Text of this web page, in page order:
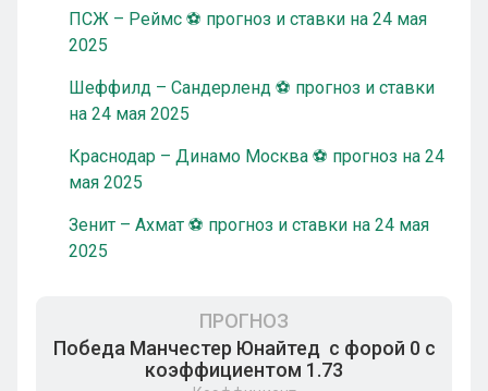
ПСЖ – Реймс ⚽ прогноз и ставки на 24 мая
2025
Шеффилд – Сандерленд ⚽ прогноз и ставки
на 24 мая 2025
Краснодар – Динамо Москва ⚽ прогноз на 24
мая 2025
Зенит – Ахмат ⚽ прогноз и ставки на 24 мая
2025
ПРОГНОЗ
Победа Манчестер Юнайтед с форой 0 с
коэффициентом 1.73